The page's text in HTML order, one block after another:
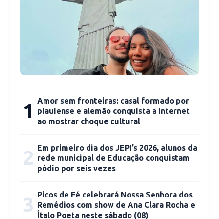
ocorreu aos 32 minutos do segundo tempo.
Renê fez pênalti em Léo Cittadini confirmado
apenas após consulta ao VAR. Walter pegou a
bola para se redimir das chances perdidas.
goleiro voou para defender. Depois de uma
atuação dessa magnitude, o aumento salarial
a sair mais rapidamente.
Diego Alves, no banco de reservas, vibrou
mostrar indignação. Experiente e campeão,
jogou com o grupo e não reclamou de ficar
1
Amor sem fronteiras: casal formado por
piauiense e alemão conquista a internet
ao mostrar choque cultural
2 Em primeiro dia dos JEPI’s 2026, alunos da
rede municipal de Educação conquistam
pódio por seis vezes
3 Picos de Fé celebrará Nossa Senhora dos
Remédios com show de Ana Clara Rocha e
Ítalo Poeta neste sábado (08)